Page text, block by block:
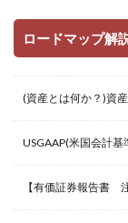
ロードマップ解
(資産とは何か？)資
USGAAP(米国会計基
【有価証券報告書